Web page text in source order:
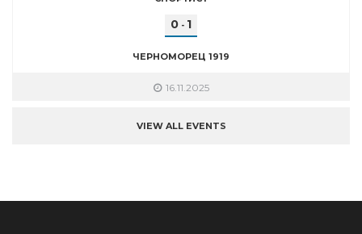
0 - 1
ЧЕРНОМОРЕЦ 1919
16.11.2025
VIEW ALL EVENTS